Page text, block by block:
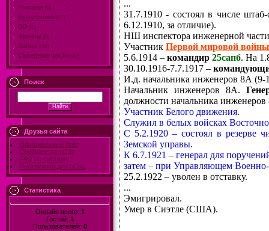
Учителя [0]
Выпускники [11]
ВО [1]
Фронты [0]
Войны [30]
Саперные части [13]
Поиск
Друзья сайта
Официальный блог
Сообщество uCoz
FAQ по системе
Инструкции для uCoz
Статистика
Онлайн всего: 1
Гостей: 1
Пользователей: 0
...
31.7.1910 - состоял в числе
6.12.1910, за отличие).
НШ инспектора инженерной
Участник Первой мировой войны
5.6.1914 – командир 25сапб. На
30.10.1916-7.7.1917 –
И.д. начальника инженеров 8А (9-
Начальник инженеров 8А.
должности начальника
Участник Белого движения.
Служил в белых войсках
С 5.2.1920 – состоял в резерве
Земской управы.
К 6.7.1921 – генерал для
затем – при Управляющем
25.2.1922 – уволен в отставку.
...
Эмигрировал.
Умер в Сиэтле (США).